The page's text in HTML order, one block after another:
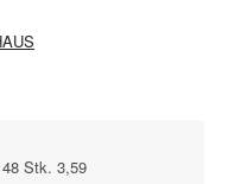
Stk. 3,59